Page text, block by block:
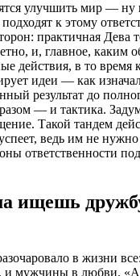
улучшить мир — ну
к этому
практичная Дева
и, главное, каким
действия, в то время
идеи — как
результат до
— и тактика.
Такой тандем
ведь им не
ответственности
ищешь
в жизни
и мужчины в любви. «А